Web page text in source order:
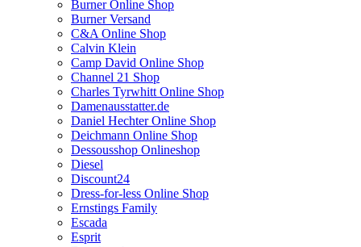
Burner Online Shop
Burner Versand
C&A Online Shop
Calvin Klein
Camp David Online Shop
Channel 21 Shop
Charles Tyrwhitt Online Shop
Damenausstatter.de
Daniel Hechter Online Shop
Deichmann Online Shop
Dessousshop Onlineshop
Diesel
Discount24
Dress-for-less Online Shop
Ernstings Family
Escada
Esprit